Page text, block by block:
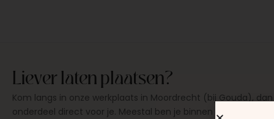
Liever laten plaatsen?
Kom langs in onze werkplaats in Moordrecht (bij Gouda),
onderdeel direct voor je. Meestal ben je binnen 15 tot 20